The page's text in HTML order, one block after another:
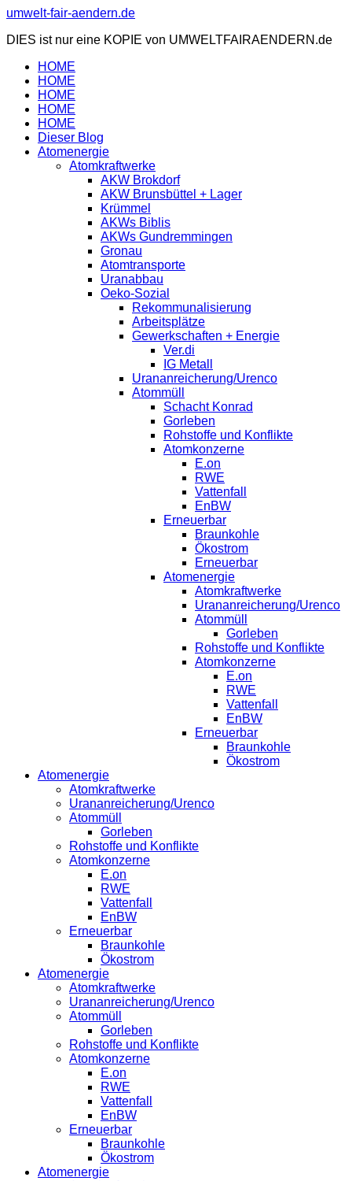
Zum
springen
umwelt-fair-aendern.de
DIES ist nur eine KOPIE von UMWELTFAIRAENDERN.de
HOME
HOME
HOME
HOME
HOME
Dieser Blog
Atomenergie
Atomkraftwerke
AKW Brokdorf
AKW Brunsbüttel + Lager
Krümmel
AKWs Biblis
AKWs Gundremmingen
Gronau
Atomtransporte
Uranabbau
Oeko-Sozial
Rekommunalisierung
Arbeitsplätze
Gewerkschaften + Energie
Ver.di
IG Metall
Urananreicherung/Urenco
Atommüll
Schacht Konrad
Gorleben
Rohstoffe und Konflikte
Atomkonzerne
E.on
RWE
Vattenfall
EnBW
Erneuerbar
Braunkohle
Ökostrom
Erneuerbar
Atomenergie
Atomkraftwerke
Urananreicherung/Urenco
Atommüll
Gorleben
Rohstoffe und Konflikte
Atomkonzerne
E.on
RWE
Vattenfall
EnBW
Erneuerbar
Braunkohle
Ökostrom
Atomenergie
Atomkraftwerke
Urananreicherung/Urenco
Atommüll
Gorleben
Rohstoffe und Konflikte
Atomkonzerne
E.on
RWE
Vattenfall
EnBW
Erneuerbar
Braunkohle
Ökostrom
Atomenergie
Atomkraftwerke
Urananreicherung/Urenco
Atommüll
Gorleben
Rohstoffe und Konflikte
Atomkonzerne
E.on
RWE
Vattenfall
EnBW
Erneuerbar
Braunkohle
Ökostrom
Atomenergie